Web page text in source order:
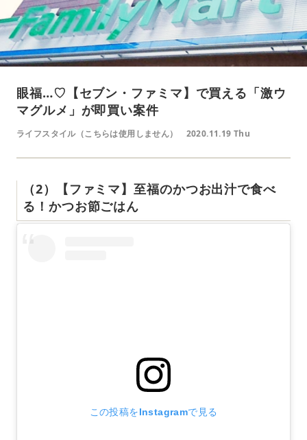
眼福…♡【セブン・ファミマ】で買える「激ウ
マグルメ」が即買い案件
ライフスタイル（こちらは使用しません） 2020.11.19 Thu
（2）【ファミマ】至福のかつお出汁で食べ
る！かつお節ごはん
この投稿をInstagramで見る